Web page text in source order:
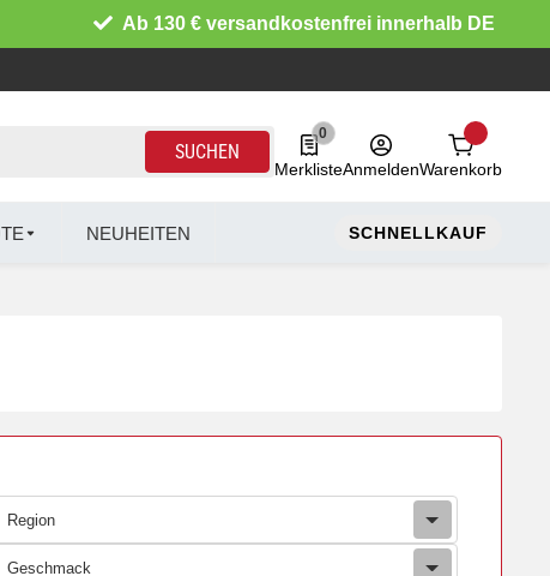
Ab 130 € versandkostenfrei innerhalb DE
SUCHEN
0
0 Produkte in der Liste
MerklisteAnmeldenWarenkorb
NEUHEITEN SCHNELLKAUF
Region
Geschmack